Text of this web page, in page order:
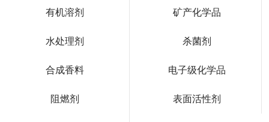
有机溶剂 矿产化学品
水处理剂 杀菌剂
合成香料 电子级化学品
阻燃剂 表面活性剂